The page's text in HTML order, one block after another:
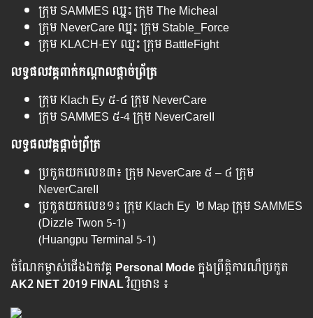
ក្រុម​ SAMMES ឈ្នះ​ ក្រុម​ The Micheal
ក្រុម NeverCare ឈ្នះ ក្រុម​ Stable_Force
ក្រុម​ KLACH-EY ឈ្នះ ក្រុម BattleFight
លទ្ធផល​​វគ្គ​ពាក់​កណ្តាល​ផ្តាច់​ព្រ័ត្រ​
ក្រុម​ Klach Ey ៥-៤ ក្រុម NeverCare
ក្រុម SAMMES ៥-4 ក្រុម NeverCareII
លទ្ធផល​វគ្គ​ផ្តាច់​ព្រ័ត្រ
ប្រកួត​យក​លេខ​៣៖ ក្រុម​ NeverCare ៥ – ៤ ក្រុម
NeverCareII
ប្រកួត​យក​លេខ​១៖ ក្រុម​ Klach Ey ២ Map ក្រុម SAMMES
(Dizzle Twon 5-1)
(Huangpu Terminal 5-1)
ចំណែក​​ម្ចាស់ជើងឯក​វគ្គ Personal Modeក្នុងព្រឹត្តិការណ៏ប្រកួត
AK2 NET 2019 FINALវិញ​មាន ៖